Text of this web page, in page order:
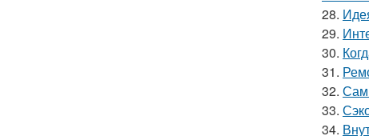
28.
29.
30.
31.
32.
33.
34.